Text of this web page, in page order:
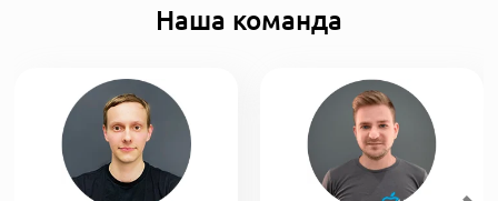
Наша команда